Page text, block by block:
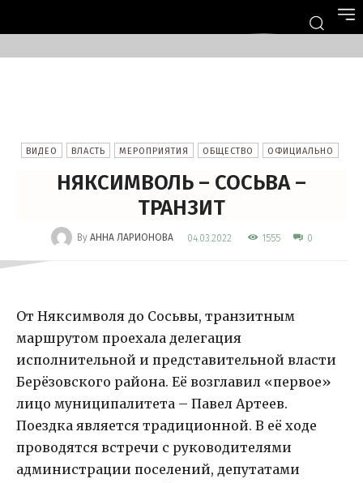
ВИДЕО ВЛАСТЬ МЕРОПРИЯТИЯ ОБЩЕСТВО ОФИЦИАЛЬНО
НЯКСИМВОЛЬ – СОСЬВА –
ТРАНЗИТ
By АННА ЛАРИОНОВА 04.03.2022 1555 0
От Няксимволя до Сосьвы, транзитным
маршрутом проехала делегация
исполнительной и представительной власти
Берёзовского района. Её возглавил «первое»
лицо муниципалитета – Павел Артеев.
Поездка является традиционной. В её ходе
проводятся встречи с руководителями
администрации поселений, депутатами